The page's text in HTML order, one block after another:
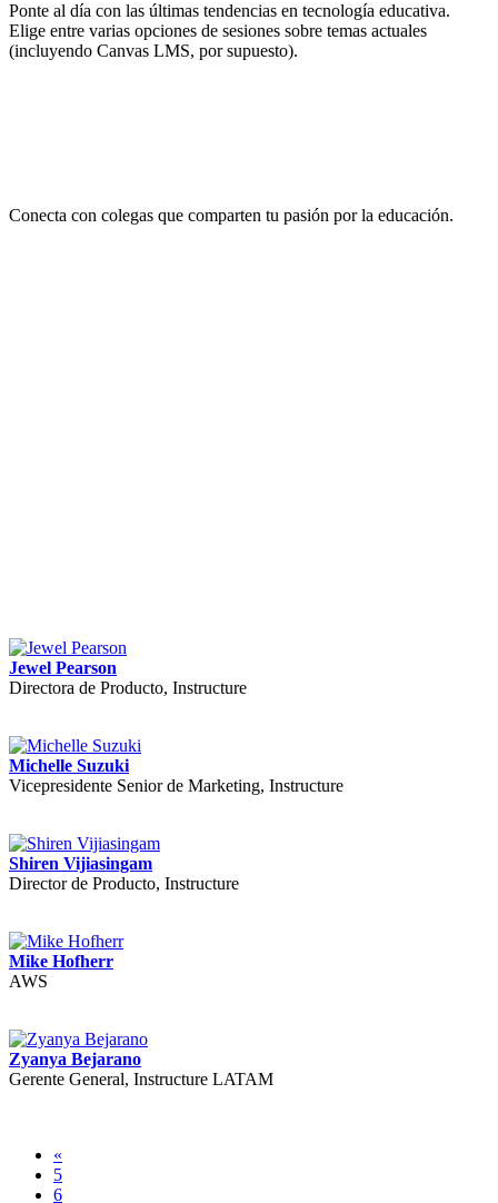
Ponte al día con las últimas tendencias en tecnología educativa.
Elige entre varias opciones de sesiones sobre temas actuales
(incluyendo Canvas LMS, por supuesto).
Conecta con colegas que comparten tu pasión por la educación.
Jewel Pearson
Directora de Producto, Instructure
Michelle Suzuki
Vicepresidente Senior de Marketing, Instructure
Shiren Vijiasingam
Director de Producto, Instructure
Mike Hofherr
AWS
Zyanya Bejarano
Gerente General, Instructure LATAM
«
5
6